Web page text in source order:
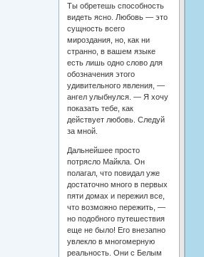
Ты обретешь способность
видеть ясно. Любовь — это
сущность всего
мироздания, но, как ни
странно, в вашем языке
есть лишь одно слово для
обозначения этого
удивительного явления, —
ангел улыбнулся. — Я хочу
показать тебе, как
действует любовь. Следуй
за мной.
Дальнейшее просто
потрясло Майкла. Он
полагал, что повидал уже
достаточно много в первых
пяти домах и пережил все,
что возможно пережить, —
но подобного путешествия
еще не было! Его внезапно
увлекло в многомерную
реальность. Они с Белым